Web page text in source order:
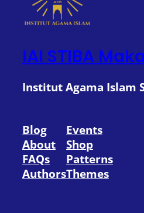
IAI STIBA
Institut Agama Islam
Blog
About
FAQs
Authors
Events
Shop
Patterns
Themes